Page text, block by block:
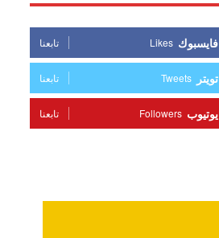
فايسبوك Likes تابعنا
تويتر Tweets تابعنا
يوتيوب Followers تابعنا